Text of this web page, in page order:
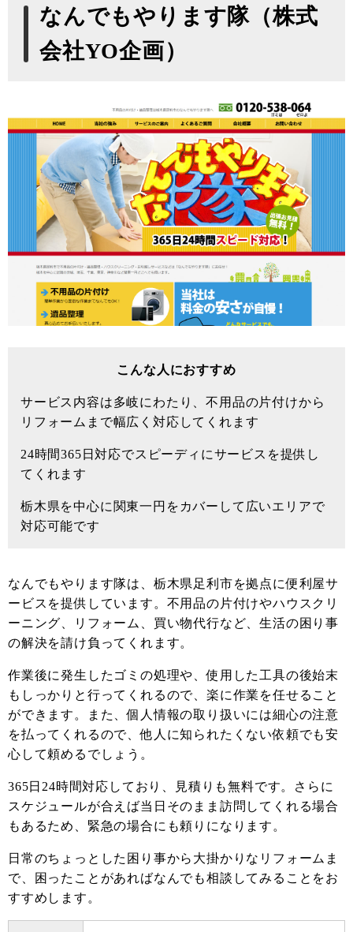
なんでもやります隊（株式
会社YO企画）
こんな人におすすめ
サービス内容は多岐にわたり、不用品の片付けから
リフォームまで幅広く対応してくれます
24時間365日対応でスピーディにサービスを提供し
てくれます
栃木県を中心に関東一円をカバーして広いエリアで
対応可能です
なんでもやります隊は、栃木県足利市を拠点に便利屋サ
ービスを提供しています。不用品の片付けやハウスクリ
ーニング、リフォーム、買い物代行など、生活の困り事
の解決を請け負ってくれます。
作業後に発生したゴミの処理や、使用した工具の後始末
もしっかりと行ってくれるので、楽に作業を任せること
ができます。また、個人情報の取り扱いには細心の注意
を払ってくれるので、他人に知られたくない依頼でも安
心して頼めるでしょう。
365日24時間対応しており、見積りも無料です。さらに
スケジュールが合えば当日そのまま訪問してくれる場合
もあるため、緊急の場合にも頼りになります。
日常のちょっとした困り事から大掛かりなリフォームま
で、困ったことがあればなんでも相談してみることをお
すすめします。